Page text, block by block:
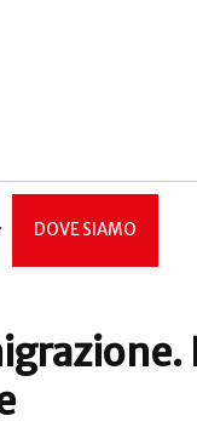
DOVE SIAMO